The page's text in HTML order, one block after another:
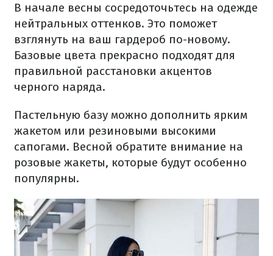
В начале весны сосредоточьтесь на одежде
нейтральных оттенков. Это поможет
взглянуть на ваш гардероб по-новому.
Базовые цвета прекрасно подходят для
правильной расстановки акцентов
черного наряда.
Пастельную базу можно дополнить ярким
жакетом или резиновыми высокими
сапогами. Весной обратите внимание на
розовые жакеты, которые будут особенно
популярны.